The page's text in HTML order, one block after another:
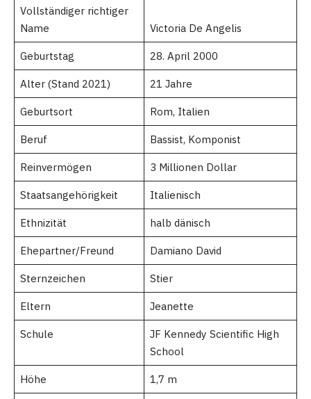
Vollständiger richtiger
Name
Victoria De Angelis
Geburtstag 28. April 2000
Alter (Stand 2021) 21 Jahre
Geburtsort Rom, Italien
Beruf Bassist, Komponist
Reinvermögen 3 Millionen Dollar
Staatsangehörigkeit Italienisch
Ethnizität halb dänisch
Ehepartner/Freund Damiano David
Sternzeichen Stier
Eltern Jeanette
Schule
JF Kennedy Scientific High
School
Höhe 1,7 m